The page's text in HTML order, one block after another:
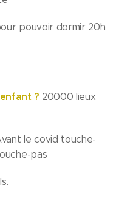
pouvoir dormir 20h
? 20000 lieux
le covid touche-
pas